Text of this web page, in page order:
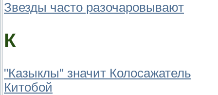
Звезды часто разочаровывают
К
"Казыклы" значит Колосажатель
Китобой